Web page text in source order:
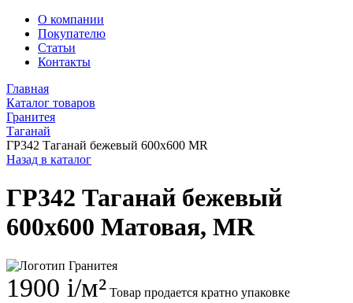
О компании
Покупателю
Статьи
Контакты
Главная
Каталог товаров
Гранитея
Таганай
ГР342 Таганай бежевый 600x600 MR
Назад в каталог
ГР342 Таганай бежевый
600x600 Матовая, MR
1900 i/м² Товар продается кратно упаковке